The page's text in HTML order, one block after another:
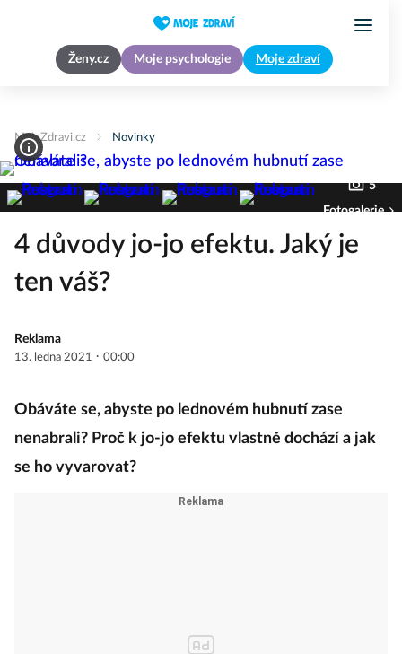
Ženy.cz Moje psychologie Moje zdraví
MojeZdravi.cz Novinky
5
Fotogalerie
4 důvody jo-jo efektu. Jaký je
ten váš?
Reklama
13. ledna 2021 · 00:00
Obáváte se, abyste po lednovém hubnutí zase
nenabrali? Proč k jo-jo efektu vlastně dochází a jak
se ho vyvarovat?